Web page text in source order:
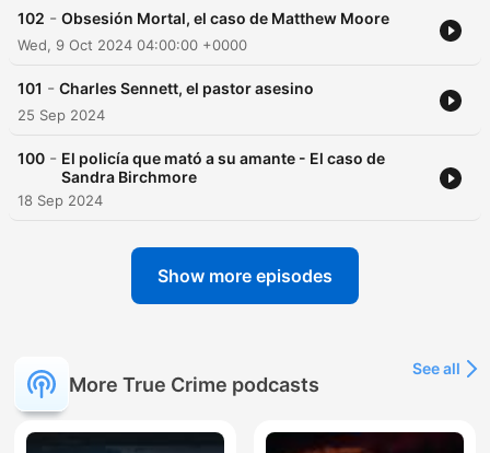
102 - Obsesión Mortal, el caso de Matthew Moore
Wed, 9 Oct 2024 04:00:00 +0000
101 - Charles Sennett, el pastor asesino
25 Sep 2024
100 - El policía que mató a su amante - El caso de
Sandra Birchmore
18 Sep 2024
Show more episodes
More True Crime podcasts
See all